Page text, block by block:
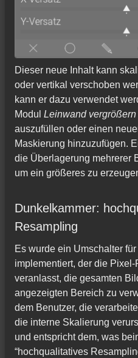
Dieser neue Inhalt kann
oder vertikal verschoben
kann er dazu verwendet
Modul Leinwand vergrößern
auszufüllen oder einen
Maskierung hinzuzufügen.
die Überlagerung mehrerer
um ein größeres zu
Dunkelkammer:
Resampling
Es wurde ein Umschalter
implementiert, der die
veranlasst, die gesamten
angezeigten Bereich zu
dem Benutzer, die
die interne Skalierung
und entspricht dem, was
“hochqualitatives